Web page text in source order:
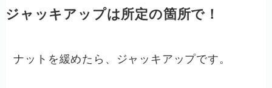
ジャッキアップは所定の箇所で！
ナットを緩めたら、ジャッキアップです。